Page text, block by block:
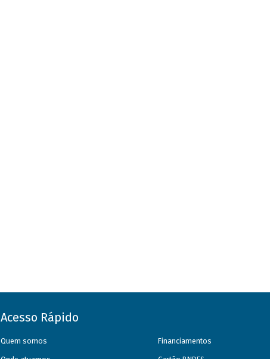
Acesso Rápido
Quem somos Financiamentos